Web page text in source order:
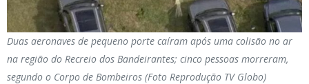
Duas aeronaves de pequeno porte caíram após uma colisão no ar
na região do Recreio dos Bandeirantes; cinco pessoas morreram,
segundo o Corpo de Bombeiros (Foto Reprodução TV Globo)